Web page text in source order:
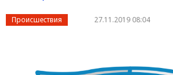
Происшествия 27.11.2019 08:04